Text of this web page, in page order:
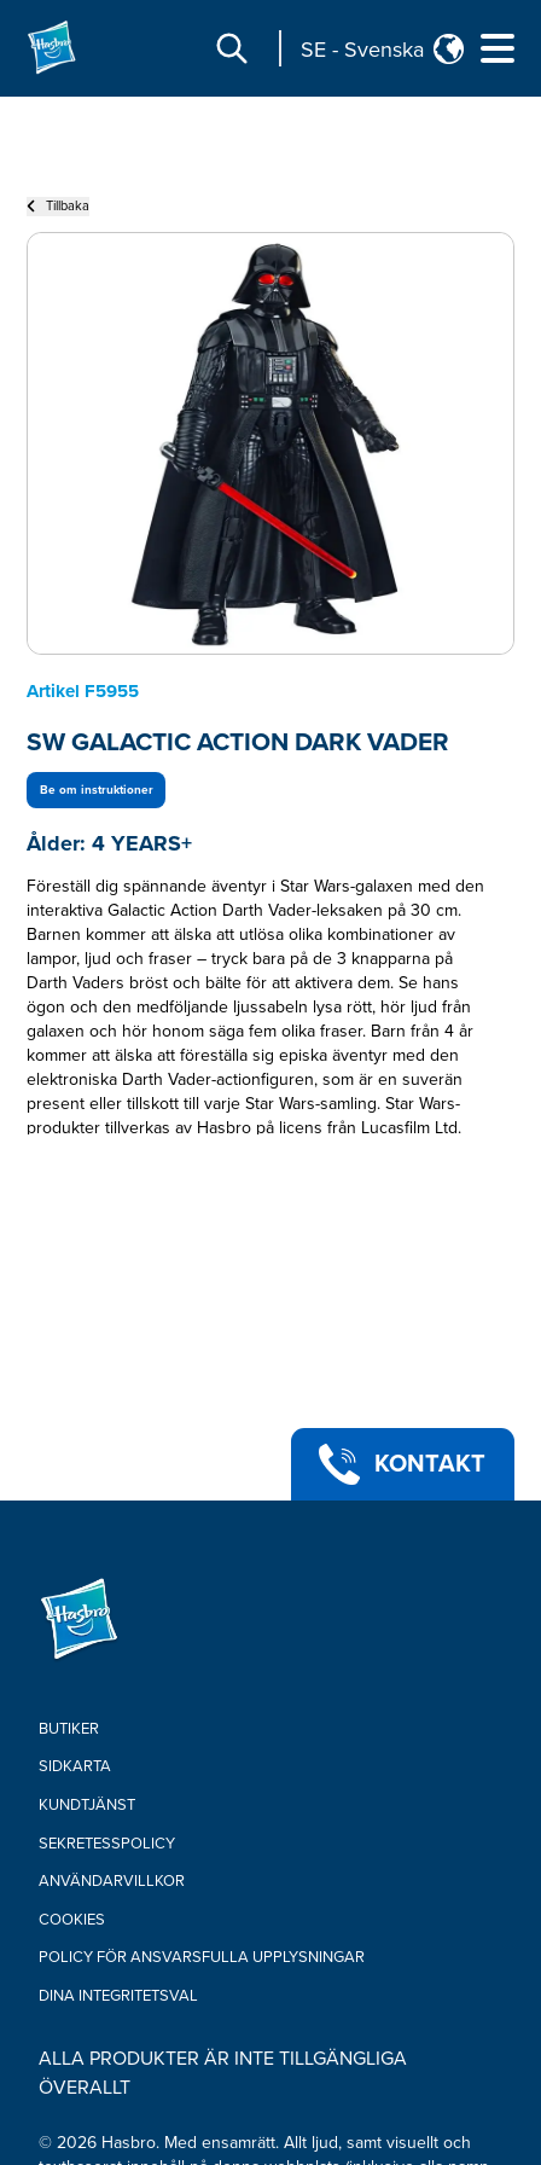
SE - Svenska
Tillbaka
Artikel F5955
SW GALACTIC ACTION DARK VADER
Be om instruktioner
Ålder: 4 YEARS+
Föreställ dig spännande äventyr i Star Wars-galaxen med den
interaktiva Galactic Action Darth Vader-leksaken på 30 cm.
Barnen kommer att älska att utlösa olika kombinationer av
lampor, ljud och fraser – tryck bara på de 3 knapparna på
Darth Vaders bröst och bälte för att aktivera dem. Se hans
ögon och den medföljande ljussabeln lysa rött, hör ljud från
galaxen och hör honom säga fem olika fraser. Barn från 4 år
kommer att älska att föreställa sig episka äventyr med den
elektroniska Darth Vader-actionfiguren, som är en suverän
present eller tillskott till varje Star Wars-samling. Star Wars-
produkter tillverkas av Hasbro på licens från Lucasfilm Ltd.
KONTAKT
BUTIKER
SIDKARTA
KUNDTJÄNST
SEKRETESSPOLICY
ANVÄNDARVILLKOR
COOKIES
POLICY FÖR ANSVARSFULLA UPPLYSNINGAR
DINA INTEGRITETSVAL
ALLA PRODUKTER ÄR INTE TILLGÄNGLIGA
ÖVERALLT
© 2026 Hasbro. Med ensamrätt. Allt ljud, samt visuellt och